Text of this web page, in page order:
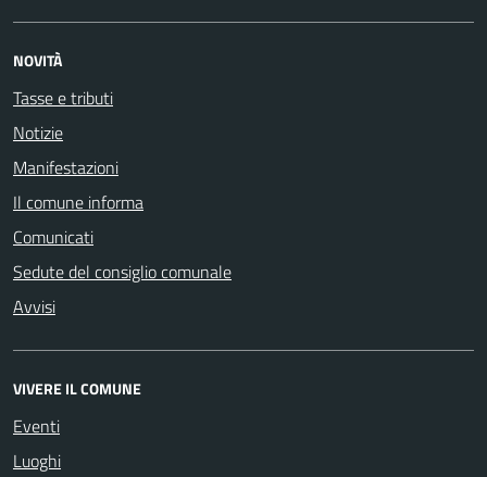
NOVITÀ
Tasse e tributi
Notizie
Manifestazioni
Il comune informa
Comunicati
Sedute del consiglio comunale
Avvisi
VIVERE IL COMUNE
Eventi
Luoghi